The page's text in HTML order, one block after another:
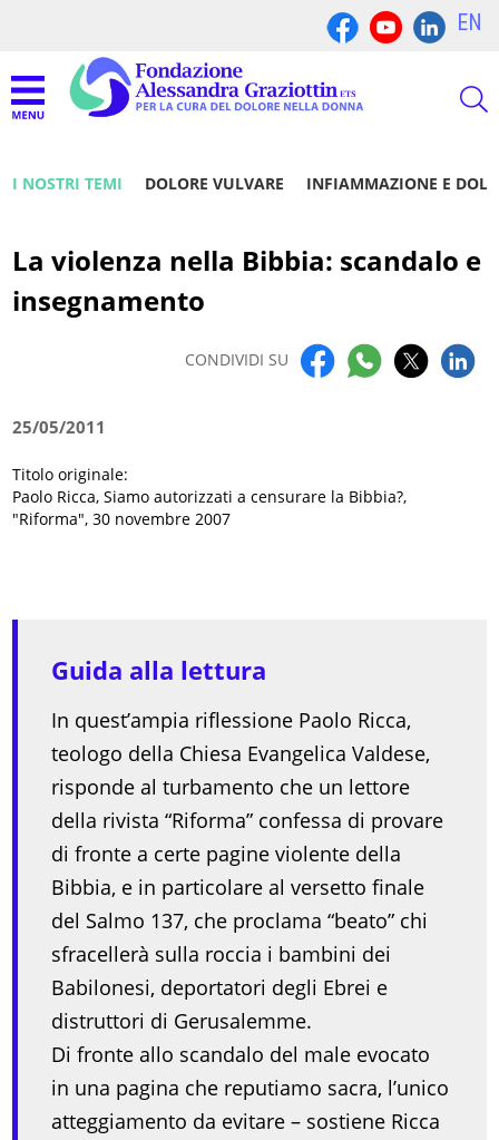
EN
I NOSTRI TEMI DOLORE VULVARE INFIAMMAZIONE E
La violenza nella Bibbia: scandalo e
insegnamento
CONDIVIDI SU
25/05/2011
Titolo originale:
Paolo Ricca, Siamo autorizzati a censurare la Bibbia?,
"Riforma", 30 novembre 2007
Guida alla lettura
In quest’ampia riflessione Paolo Ricca,
teologo della Chiesa Evangelica Valdese,
risponde al turbamento che un lettore
della rivista “Riforma” confessa di provare
di fronte a certe pagine violente della
Bibbia, e in particolare al versetto finale
del Salmo 137, che proclama “beato” chi
sfracellerà sulla roccia i bambini dei
Babilonesi, deportatori degli Ebrei e
distruttori di Gerusalemme.
Di fronte allo scandalo del male evocato
in una pagina che reputiamo sacra, l’unico
atteggiamento da evitare – sostiene Ricca